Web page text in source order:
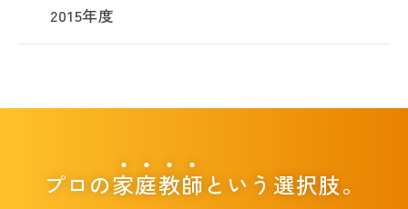
2015年度
プロの家庭教師という選択肢。